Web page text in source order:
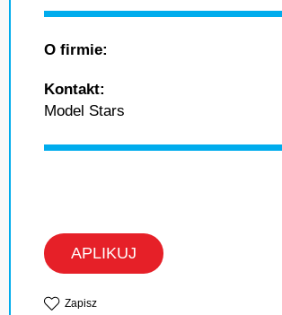
O firmie:
Kontakt:
Model Stars
APLIKUJ
Zapisz